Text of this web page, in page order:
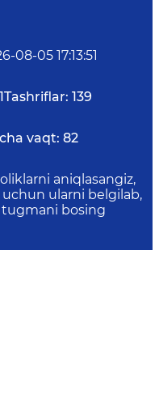
08-05 17:13:51
Tashriflar: 139
vaqt: 82
aniqlasangiz,
ularni belgilab,
tugmani bosing